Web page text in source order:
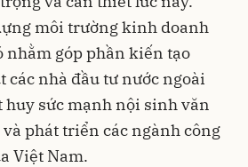
môi trường kinh doanh
nhằm góp phần kiến tạo
các nhà đầu tư nước ngoài
huy sức mạnh nội sinh văn
phát triển các ngành công
Việt Nam.